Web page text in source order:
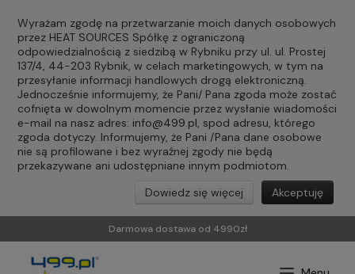
Wyrażam zgodę na przetwarzanie moich danych osobowych
przez HEAT SOURCES Spółkę z ograniczoną
odpowiedzialnością z siedzibą w Rybniku przy ul. ul. Prostej
137/4, 44-203 Rybnik, w celach marketingowych, w tym na
przesyłanie informacji handlowych drogą elektroniczną.
Jednocześnie informujemy, że Pani/ Pana zgoda może zostać
cofnięta w dowolnym momencie przez wysłanie wiadomości
e-mail na nasz adres: info@499.pl, spod adresu, którego
zgoda dotyczy. Informujemy, że Pani /Pana dane osobowe
nie są profilowane i bez wyraźnej zgody nie będą
przekazywane ani udostępniane innym podmiotom.
Akceptuję
Dowiedz się więcej
Darmowa dostawa od 4990zł